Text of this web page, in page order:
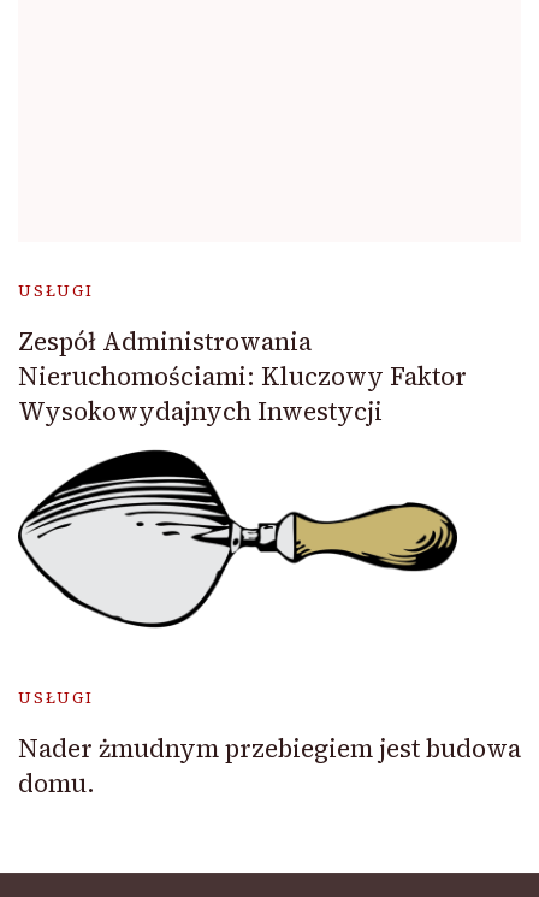
USŁUGI
Zespół Administrowania
Nieruchomościami: Kluczowy Faktor
Wysokowydajnych Inwestycji
USŁUGI
Nader żmudnym przebiegiem jest budowa
domu.